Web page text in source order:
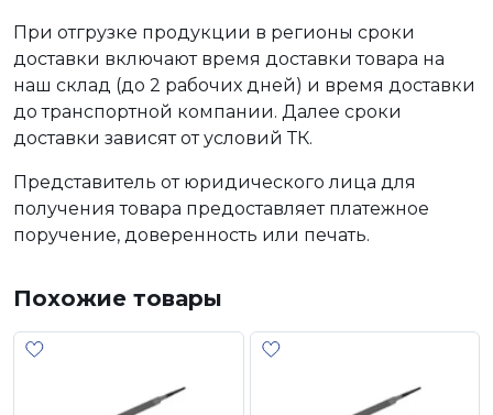
При отгрузке продукции в регионы сроки
доставки включают время доставки товара на
наш склад (до 2 рабочих дней) и время доставки
до транспортной компании. Далее сроки
доставки зависят от условий ТК.
Представитель от юридического лица для
получения товара предоставляет платежное
поручение, доверенность или печать.
Похожие товары